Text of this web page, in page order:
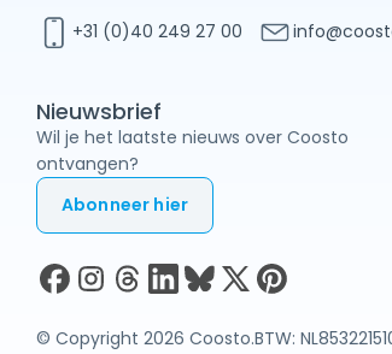
+31 (0)40 249 27 00
Nieuwsbrief
Wil je het laatste nieuws over Coosto
ontvangen?
Abonneer hier
© Copyright 2026 Coosto.BTW: